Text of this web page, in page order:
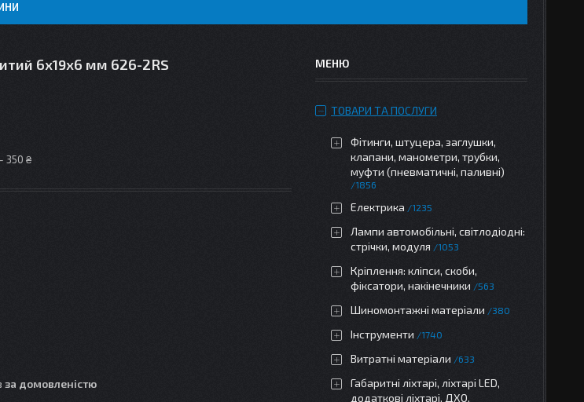
6х19х6 мм 626-2RS
350 ₴
за домовленістю
ТОВАРИ ТА ПОСЛУГИ
Фітинги, штуцера, заглушки,
клапани, манометри, трубки,
муфти (пневматичні, паливні)
1856
Електрика 1235
Лампи автомобільні, світлодіодні:
стрічки, модуля
1053
Кріплення: кліпси, скоби,
фіксатори, накінечники
563
Шиномонтажні матеріали 380
Інструменти 1740
Витратні матеріали 633
Габаритні ліхтарі, ліхтарі LED,
додаткові ліхтарі, ДХО,